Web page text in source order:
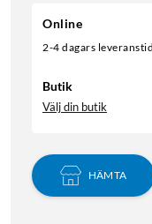
Online
2-4 dagars leveranstid
Butik
Välj din butik
HÄMTA